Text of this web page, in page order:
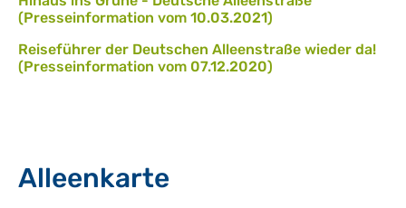
(Presseinformation vom 10.03.2021)
Reiseführer der Deutschen Alleenstraße wieder da!
(Presseinformation vom 07.12.2020)
Alleenkarte